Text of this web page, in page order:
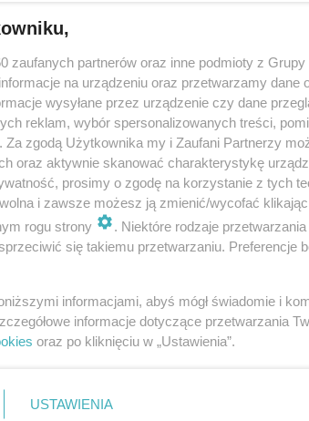
zaufanych partnerów oraz inne podmioty z
na urządzeniu oraz przetwarzamy dane
wysyłane przez urządzenie czy dane
reklam, wybór spersonalizowanych treści,
Za zgodą Użytkownika my i Zaufani Partnerzy
oraz aktywnie skanować charakterystykę
prosimy o zgodę na korzystanie z tych
i zawsze możesz ją zmienić/wycofać
rogu strony
. Niektóre rodzaje
się takiemu przetwarzaniu. Preferencje
informacjami, abyś mógł świadomie i
informacje dotyczące przetwarzania
oraz po kliknięciu w „Ustawienia”.
USTAWIENIA